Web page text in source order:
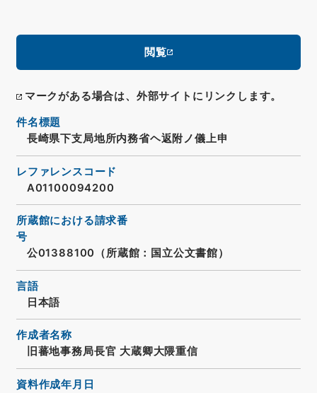
閲覧
マークがある場合は、外部サイトにリンクします。
件名標題
長崎県下支局地所内務省ヘ返附ノ儀上申
レファレンスコード
A01100094200
所蔵館における請求番
号
公01388100（所蔵館：国立公文書館）
言語
日本語
作成者名称
旧蕃地事務局長官 大蔵卿大隈重信
資料作成年月日